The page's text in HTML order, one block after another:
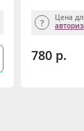
Цена
780 р.